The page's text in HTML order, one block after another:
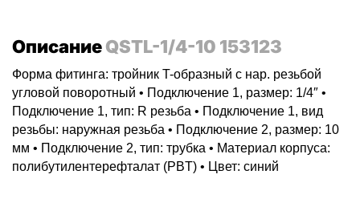
ОписаниеQSTL-1/4-10 153123
Форма фитинга: тройник T-образный с нар. резьбой
угловой поворотный • Подключение 1, размер: 1/4″ •
Подключение 1, тип: R резьба • Подключение 1, вид
резьбы: наружная резьба • Подключение 2, размер: 10
мм • Подключение 2, тип: трубка • Материал корпуса:
полибутилентерефталат (PBT) • Цвет: синий